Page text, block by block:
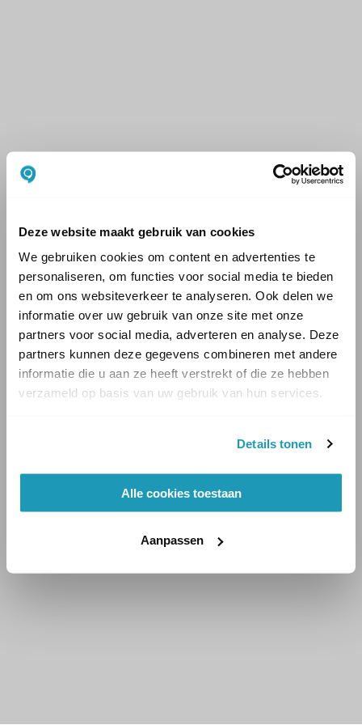
Deze website maakt gebruik van cookies
We gebruiken cookies om content en advertenties te
personaliseren, om functies voor social media te bieden
en om ons websiteverkeer te analyseren. Ook delen we
informatie over uw gebruik van onze site met onze
partners voor social media, adverteren en analyse. Deze
partners kunnen deze gegevens combineren met andere
informatie die u aan ze heeft verstrekt of die ze hebben
verzameld op basis van uw gebruik van hun services.
Details tonen
Alle cookies toestaan
Aanpassen